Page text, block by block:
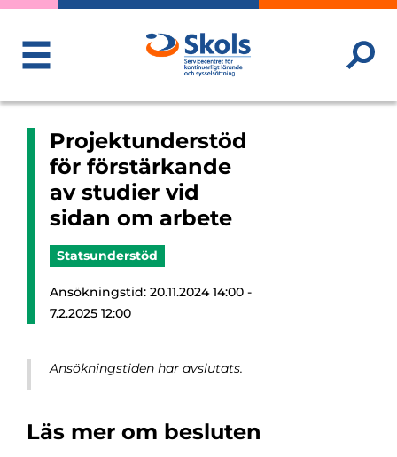
ToggleMenu
Projektunderstöd
för förstärkande
av studier vid
sidan om arbete
Statsunderstöd
Ansökningstid: 20.11.2024 14:00 -
7.2.2025 12:00
Ansökningstiden har avslutats.
Läs mer om besluten